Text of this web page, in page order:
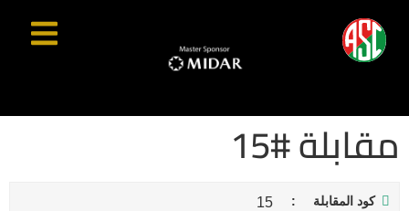
مقابلة #15
كود المقابلة 15